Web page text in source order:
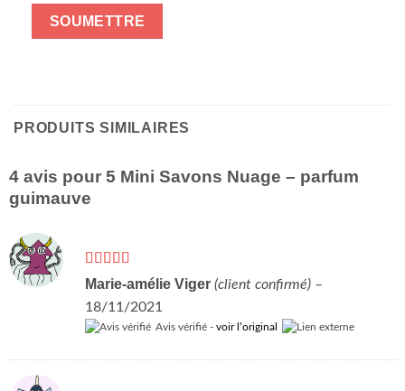
PRODUITS SIMILAIRES
4 avis pour 5 Mini Savons Nuage – parfum
guimauve
Note5 sur 5
Marie-amélie Viger (client confirmé) –
18/11/2021
Avis vérifié - voir l’original